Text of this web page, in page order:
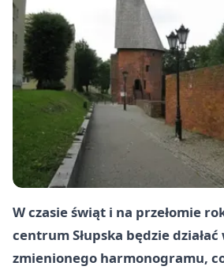
W czasie świąt i na przełomie
centrum Słupska będzie działać
zmienionego harmonogramu,